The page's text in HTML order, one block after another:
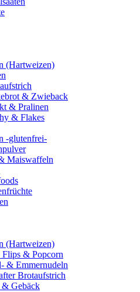
(Hartweizen)
& Zwieback
& Pralinen
& Flakes
-glutenfrei-
Maiswaffeln
(Hartweizen)
Flips & Popcorn
& Emmernudeln
Brotaufstrich
& Gebäck